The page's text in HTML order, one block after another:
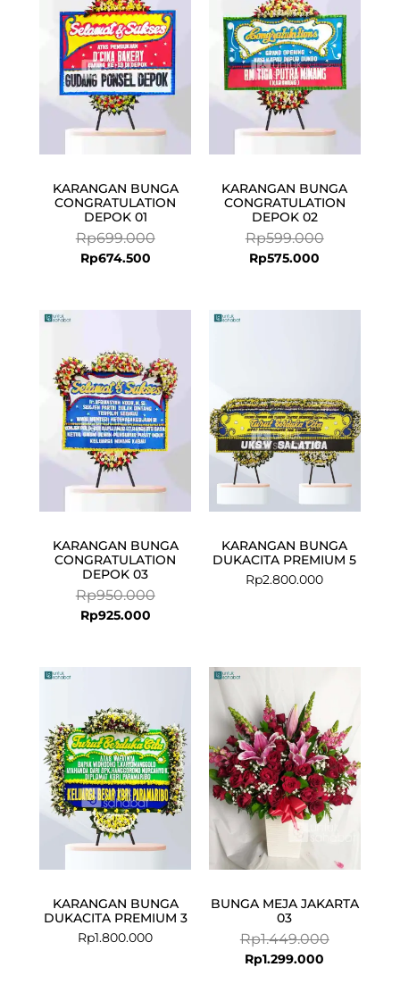
KARANGAN BUNGA
CONGRATULATION
DEPOK 01
Rp699.000
Rp699.000.
Rp674.500
Rp674.500.
KARANGAN BUNGA
CONGRATULATION
DEPOK 02
Rp599.000
Rp599.000.
Rp575.000
Rp575.000.
KARANGAN BUNGA
CONGRATULATION
DEPOK 03
Rp950.000
was:
Rp950.000.
Rp925.000
is:
Rp925.000.
KARANGAN BUNGA
DUKACITA PREMIUM 5
Rp2.800.000
KARANGAN BUNGA
DUKACITA PREMIUM 3
Rp1.800.000
BUNGA MEJA JAKARTA
03
Rp1.449.000
Rp1.299.000
Rp1.299.000.